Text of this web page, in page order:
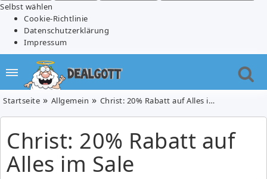
Selbst wählen
Cookie-Richtlinie
Datenschutzerklärung
Impressum
Startseite Allgemein Christ: 20% Rabatt auf Alles im Sale
Christ: 20% Rabatt auf
Alles im Sale